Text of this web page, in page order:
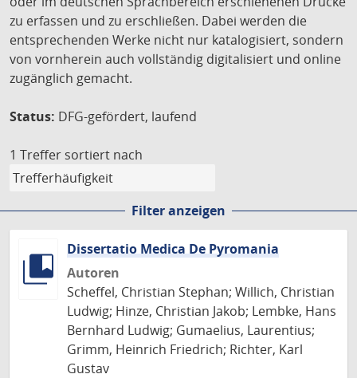
zu erfassen und zu erschließen. Dabei werden die
entsprechenden Werke nicht nur katalogisiert, sondern
von vornherein auch vollständig digitalisiert und online
zugänglich gemacht.
Status: DFG-gefördert, laufend
1 Treffer sortiert nach
Filter anzeigen
Dissertatio Medica De Pyromania
Autoren
Scheffel, Christian Stephan; Willich, Christian
Ludwig; Hinze, Christian Jakob; Lembke, Hans
Bernhard Ludwig; Gumaelius, Laurentius;
Grimm, Heinrich Friedrich; Richter, Karl
Gustav